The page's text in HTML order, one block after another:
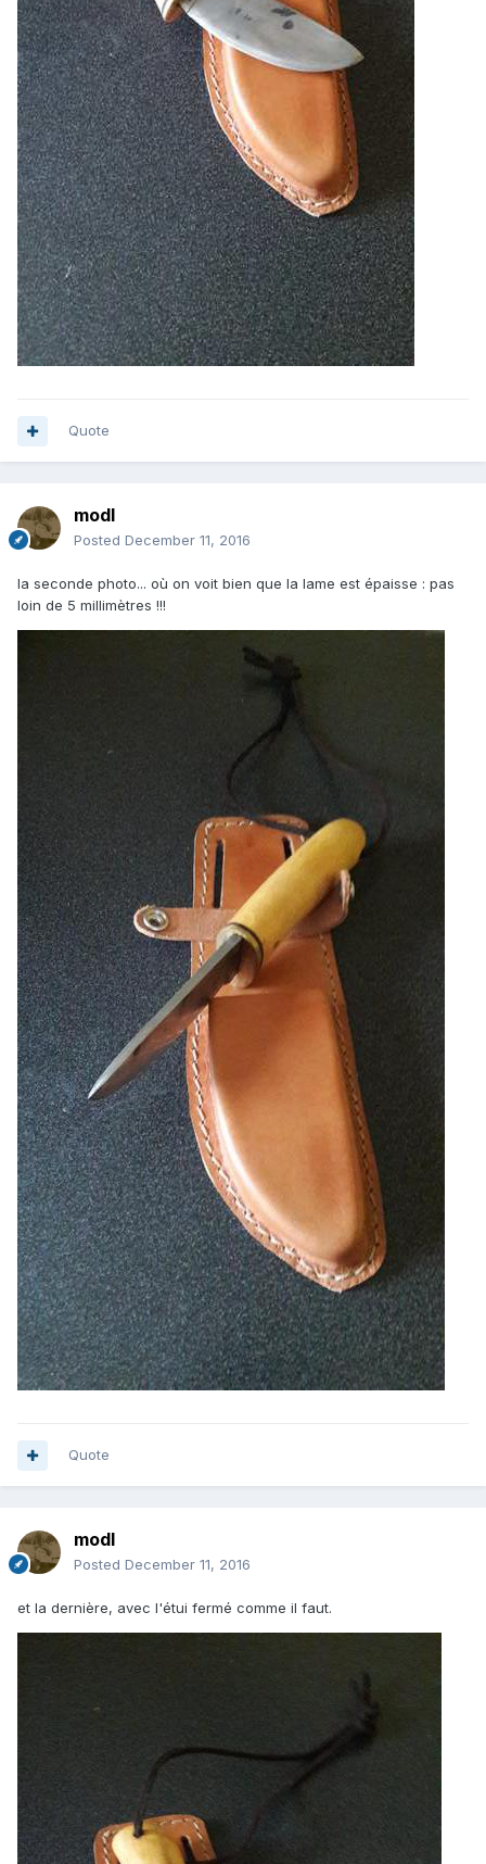
Quote
modl
Posted December 11, 2016
la seconde photo... où on voit bien que la lame est épaisse : pas
loin de 5 millimètres !!!
Quote
modl
Posted December 11, 2016
et la dernière, avec l'étui fermé comme il faut.